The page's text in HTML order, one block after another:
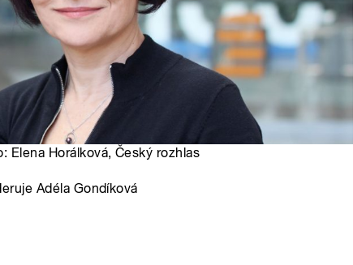
Elena Horálková, Český rozhlas
Adéla Gondíková